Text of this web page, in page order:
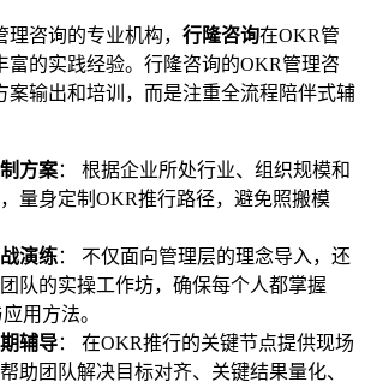
咨询的专业机构， 行隆咨询在OKR管
富的实践经验。行隆咨询的OKR管理咨
案输出和培训，而是注重全流程陪伴式辅
方案： 根据企业所处行业、组织规模和
量身定制OKR推行路径，避免照搬模
演练： 不仅面向管理层的理念导入，还
队的实操工作坊，确保每个人都掌握
用方法。
辅导： 在OKR推行的关键节点提供现场
助团队解决目标对齐、关键结果量化、